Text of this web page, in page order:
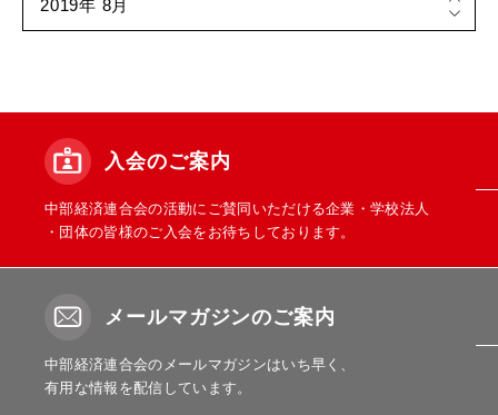
入会のご案内
中部経済連合会の活動にご賛同いただける企業・学校法人
・団体の皆様のご入会をお待ちしております。
メールマガジンのご案内
中部経済連合会のメールマガジンはいち早く、
有用な情報を配信しています。